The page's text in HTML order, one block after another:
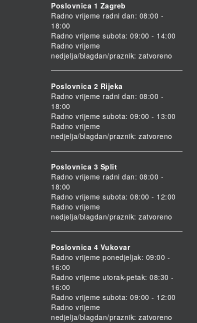
Poslovnica 1 Zagreb
Radno vrijeme radni dan: 08:00 -
18:00
Radno vrijeme subota: 09:00 - 14:00
Radno vrijeme
nedjelja/blagdan/praznik: zatvoreno
Poslovnica 2 Rijeka
Radno vrijeme radni dan: 08:00 -
18:00
Radno vrijeme subota: 09:00 - 13:00
Radno vrijeme
nedjelja/blagdan/praznik: zatvoreno
Poslovnica 3 Split
Radno vrijeme radni dan: 08:00 -
18:00
Radno vrijeme subota: 08:00 - 12:00
Radno vrijeme
nedjelja/blagdan/praznik: zatvoreno
Poslovnica 4 Vukovar
Radno vrijeme ponedjeljak: 09:00 -
16:00
Radno vrijeme utorak-petak: 08:30 -
16:00
Radno vrijeme subota: 09:00 - 12:00
Radno vrijeme
nedjelja/blagdan/praznik: zatvoreno